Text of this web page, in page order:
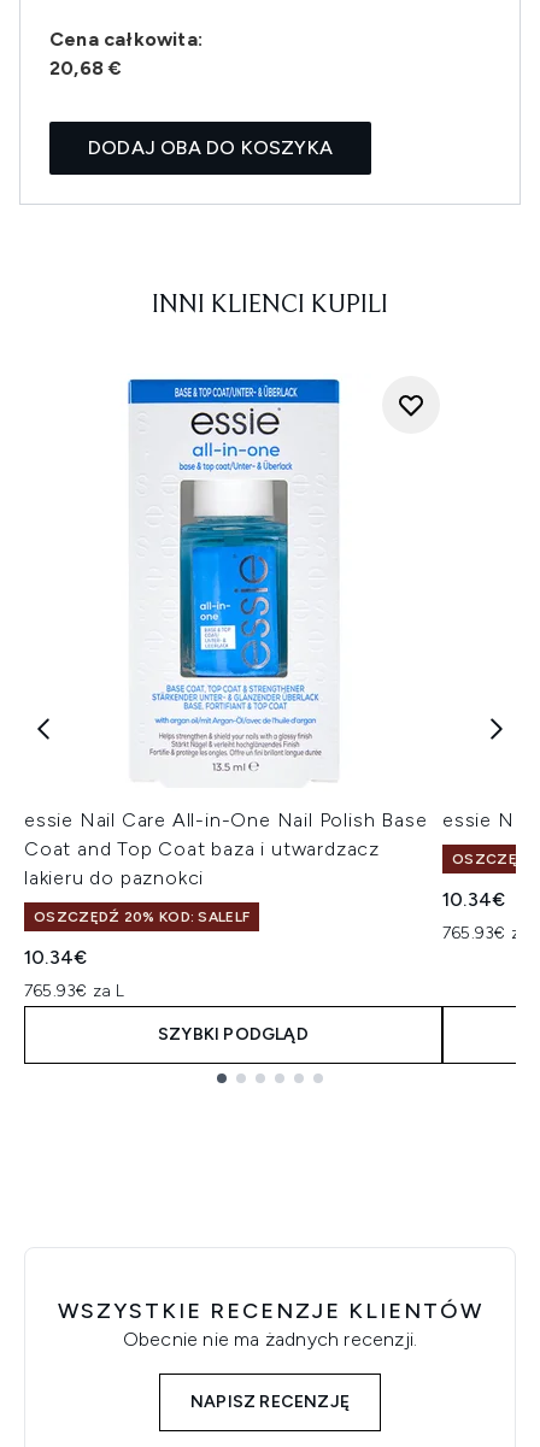
Cena całkowita:
20,68 €
DODAJ OBA DO KOSZYKA
INNI KLIENCI KUPILI
essie Nail Care All-in-One Nail Polish Base
Coat and Top Coat baza i utwardzacz
lakieru do paznokci
OSZCZĘDŹ 20% KOD: SALELF
10.34€
765.93€ za L
SZYBKI PODGLĄD
essie Nail
OSZCZĘDŹ
10.34€
765.93€ za
WSZYSTKIE RECENZJE KLIENTÓW
Obecnie nie ma żadnych recenzji.
NAPISZ RECENZJĘ